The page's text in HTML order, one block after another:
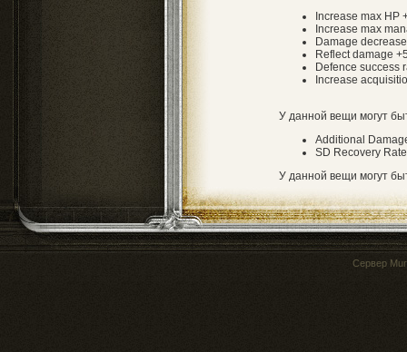
Increase max HP
Increase max
Damage
Reflect damage
Defence success
Increase
У данной вещи могут
Additional
SD Recovery
У данной вещи могут
Сервер